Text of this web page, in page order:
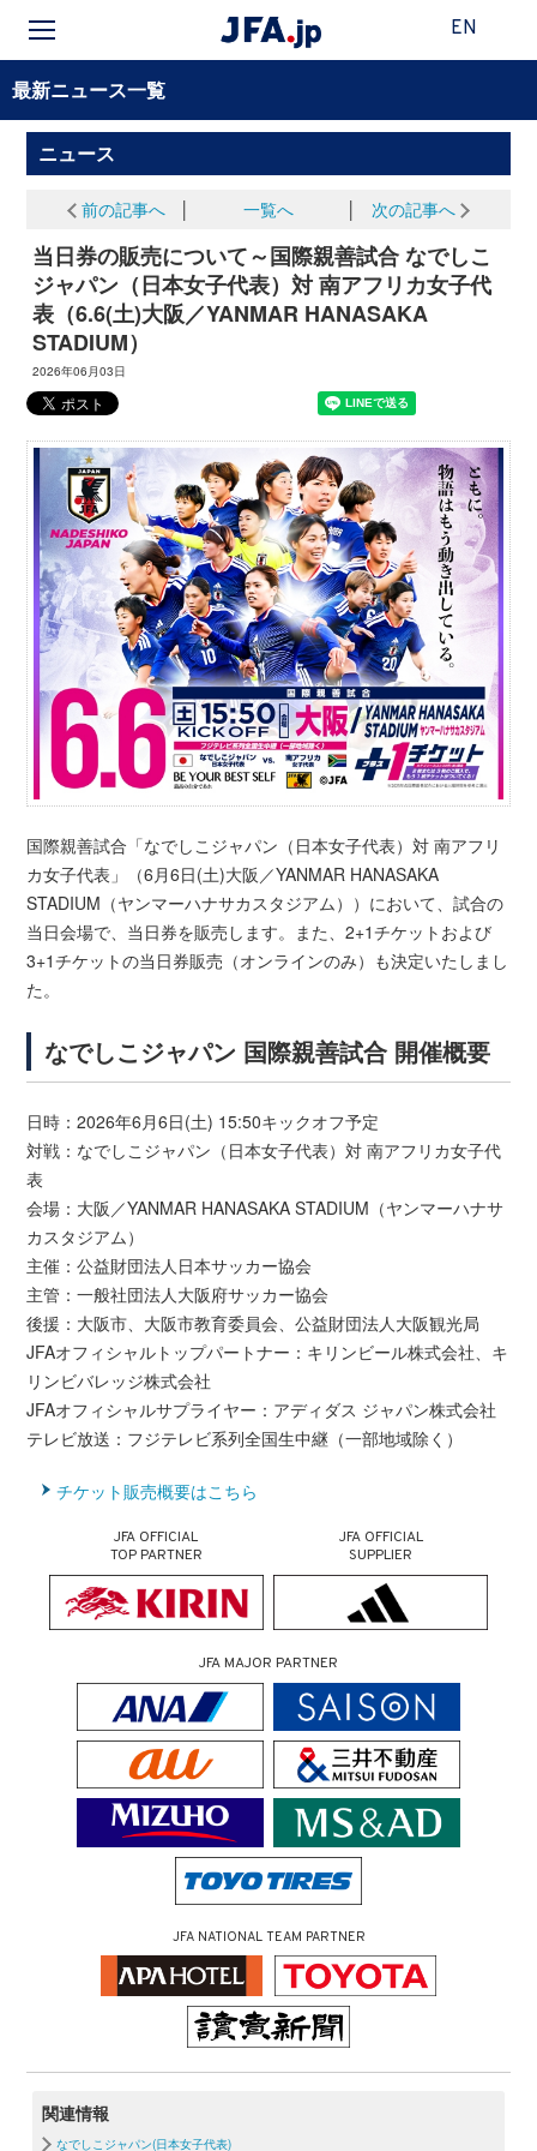
EN
最新ニュース一覧
ニュース
前の記事へ 一覧へ 次の記事へ
当日券の販売について～国際親善試合 なでしこ
ジャパン（日本女子代表）対 南アフリカ女子代
表（6.6(土)大阪／YANMAR HANASAKA
STADIUM）
2026年06月03日
国際親善試合「なでしこジャパン（日本女子代表）対 南アフリ
カ女子代表」（6月6日(土)大阪／YANMAR HANASAKA
STADIUM（ヤンマーハナサカスタジアム））において、試合の
当日会場で、当日券を販売します。また、2+1チケットおよび
3+1チケットの当日券販売（オンラインのみ）も決定いたしまし
た。
なでしこジャパン 国際親善試合 開催概要
日時：2026年6月6日(土) 15:50キックオフ予定
対戦：なでしこジャパン（日本女子代表）対 南アフリカ女子代
表
会場：大阪／YANMAR HANASAKA STADIUM（ヤンマーハナサ
カスタジアム）
主催：公益財団法人日本サッカー協会
主管：一般社団法人大阪府サッカー協会
後援：大阪市、大阪市教育委員会、公益財団法人大阪観光局
JFAオフィシャルトップパートナー：キリンビール株式会社、キ
リンビバレッジ株式会社
JFAオフィシャルサプライヤー：アディダス ジャパン株式会社
テレビ放送：フジテレビ系列全国生中継（一部地域除く）
チケット販売概要はこちら
JFA OFFICIAL
TOP PARTNER
JFA OFFICIAL
SUPPLIER
JFA MAJOR PARTNER
JFA NATIONAL TEAM PARTNER
関連情報
なでしこジャパン(日本女子代表)